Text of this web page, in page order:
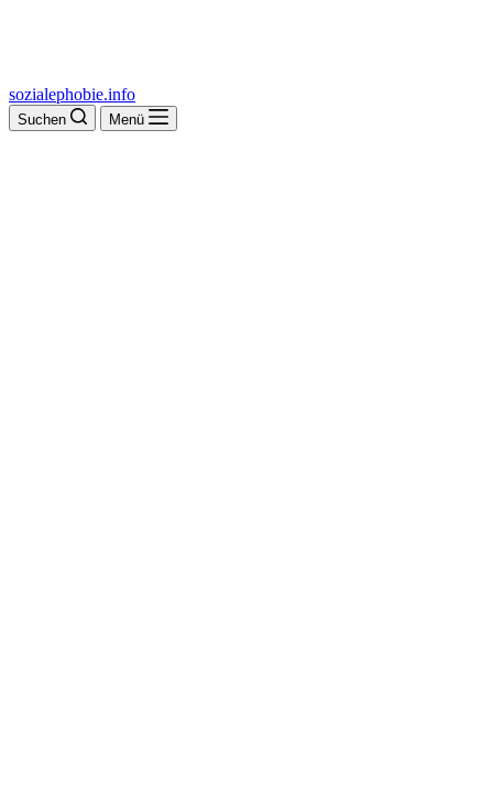
sozialephobie.info
Suchen Menü